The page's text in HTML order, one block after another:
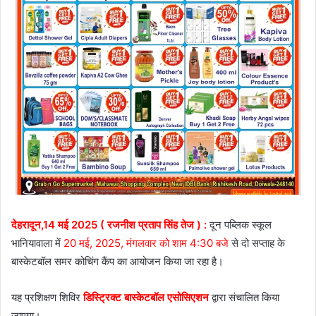
देहरादून,14 मई 2025 ( रजनीश प्रताप सिंह तेज ) :दून पब्लिक स्कूल
भानियावाला में 20 मई, 2025, मंगलवार को शाम 4:30 बजेसे दो सप्ताह के
बास्केटबॉल समर कोचिंग कैंप का आयोजन किया जा रहा है।
यह प्रशिक्षण शिविरडिस्ट्रिक्ट बास्केटबॉल एसोसिएशनद्वारा संचालित किया